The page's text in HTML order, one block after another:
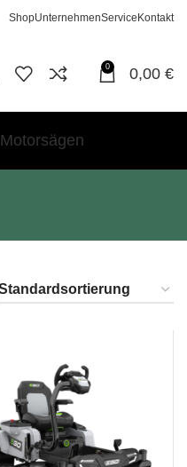
ShopUnternehmenService Kontakt
0 0,00 €
Motorsägen